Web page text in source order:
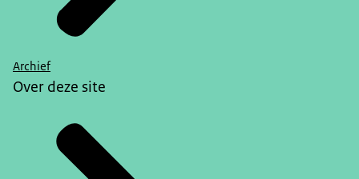
Archief
Over deze site